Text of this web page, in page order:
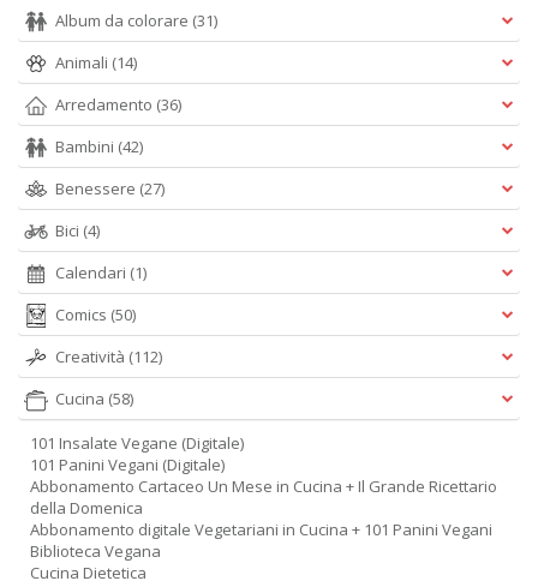
Album da colorare (31)
Animali (14)
Arredamento (36)
Bambini (42)
Benessere (27)
Bici (4)
Calendari (1)
Comics (50)
Creatività (112)
Cucina (58)
101 Insalate Vegane (Digitale)
101 Panini Vegani (Digitale)
Abbonamento Cartaceo Un Mese in Cucina + Il Grande Ricettario
della Domenica
Abbonamento digitale Vegetariani in Cucina + 101 Panini Vegani
Biblioteca Vegana
Cucina Dietetica